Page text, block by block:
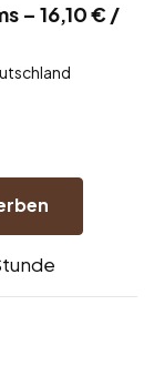
– 16,10 € /